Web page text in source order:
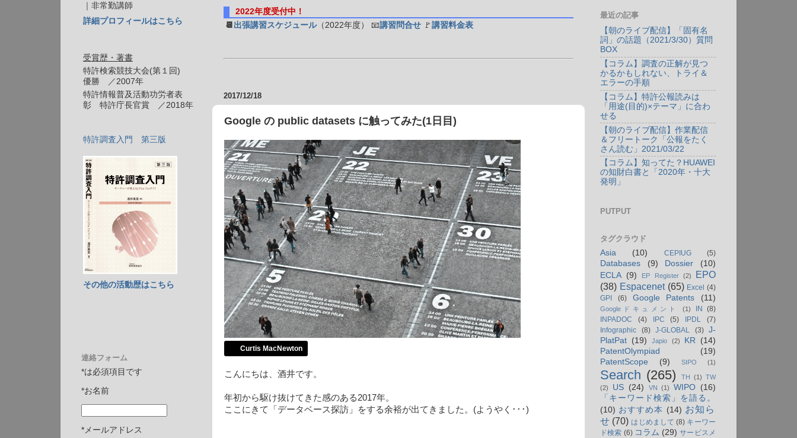
2022年度受付中！
📆 出張講習スケジュール（2022年度） 📧講習問合せ 🚩 講習料金表
2017/12/18
Google の public datasets に触ってみた(1日目)
Curtis MacNewton
こんにちは、酒井です。
年初から駆け抜けてきた感のある2017年。
ここにきて「データベース探訪」をする余裕が出てきました。(ようやく･･･)
｜非常勤講師
詳細プロフィールはこちら
受賞歴・著書
特許検索競技大会(第１回)
優勝 ／2007年
特許情報普及活動功労者表
彰 特許庁長官賞 ／2018年
特許調査入門 第三版
その他の活動歴はこちら
連絡フォーム
*は必須項目です
*お名前
*メールアドレス
最近の記事
【朝のライブ配信】「固有名
詞」の話題（2021/3/30）質問
BOX
【コラム】調査の正解が見つ
かるかもしれない、トライ＆
エラーの手順
【コラム】特許公報読みは
「用途(目的)×テーマ」に合わ
せる
【朝のライブ配信】作業配信
＆フリートーク「公報をたく
さん読む」2021/03/22
【コラム】知ってた？HUAWEI
の知財白書と「2020年・十大
発明」
PUTPUT
タグクラウド
Asia
(10) CEPIUG (5)
Databases (9) Dossier
(10)
ECLA (9) EP Register (2)
EPO
(38) Espacenet (65) Excel (4)
GPI
(6) Google Patents (11)
Googleドキュメント (1) IN
(8)
INPADOC
(4) IPC (5) IPDL
(7)
Infographic
(8) J-GLOBAL (3)
J-
PlatPat (19) Japio (2) KR
(14)
PatentOlympiad
(19)
PatentScope
(9) SIPO (1)
Search (265) TH (1) TW
(2)
US (24) VN (1) WIPO (16)
「キーワード検索」を語る。
(10) おすすめ本 (14) お知ら
せ (70) はじめまして (8) キーワー
ド検索 (6) コラム (29) サービスメ